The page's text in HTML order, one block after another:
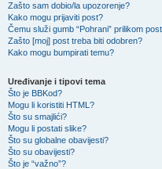
Zašto sam dobio/la upozorenje?
Kako mogu prijaviti post?
Čemu služi gumb “Pohrani” prilikom
Zašto [moj] post treba biti odobren?
Kako mogu bumpirati temu?
Uređivanje i tipovi tema
Što je BBKod?
Mogu li koristiti HTML?
Što su smajlići?
Mogu li postati slike?
Što su globalne obavijesti?
Što su obavijesti?
Što je “važno”?